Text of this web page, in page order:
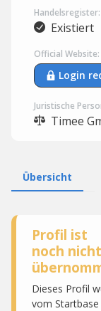
Handelsregister:
Existiert
Official Website:
Login
Juristische
Timee
Übersicht
Profil ist
noch nicht
Dieses Profil
vom Startbase